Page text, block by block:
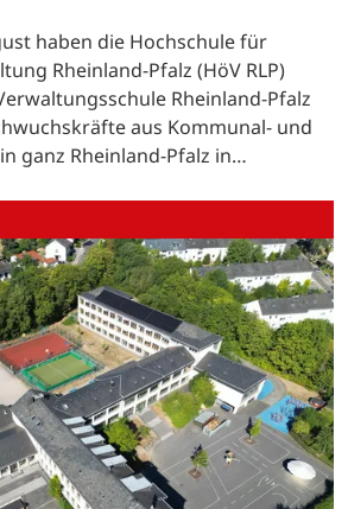
haben die Hochschule für
Rheinland-Pfalz (HöV RLP)
Rheinland-Pfalz
aus Kommunal- und
ganz Rheinland-Pfalz in…